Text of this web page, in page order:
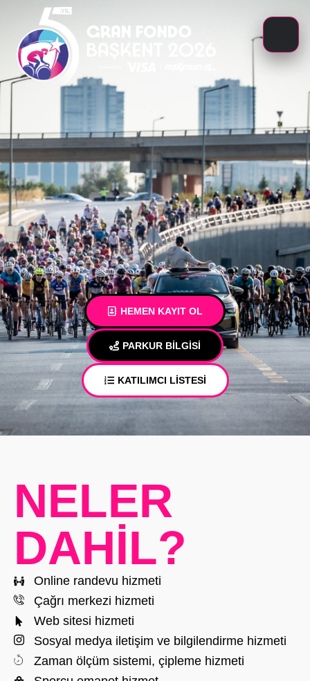
HEMEN KAYIT OL
PARKUR BİLGİSİ
KATILIMCI LİSTESİ
NELER
DAHİL?
Online randevu hizmeti
Çağrı merkezi hizmeti
Web sitesi hizmeti
Sosyal medya iletişim ve bilgilendirme hizmeti
Zaman ölçüm sistemi, çipleme hizmeti